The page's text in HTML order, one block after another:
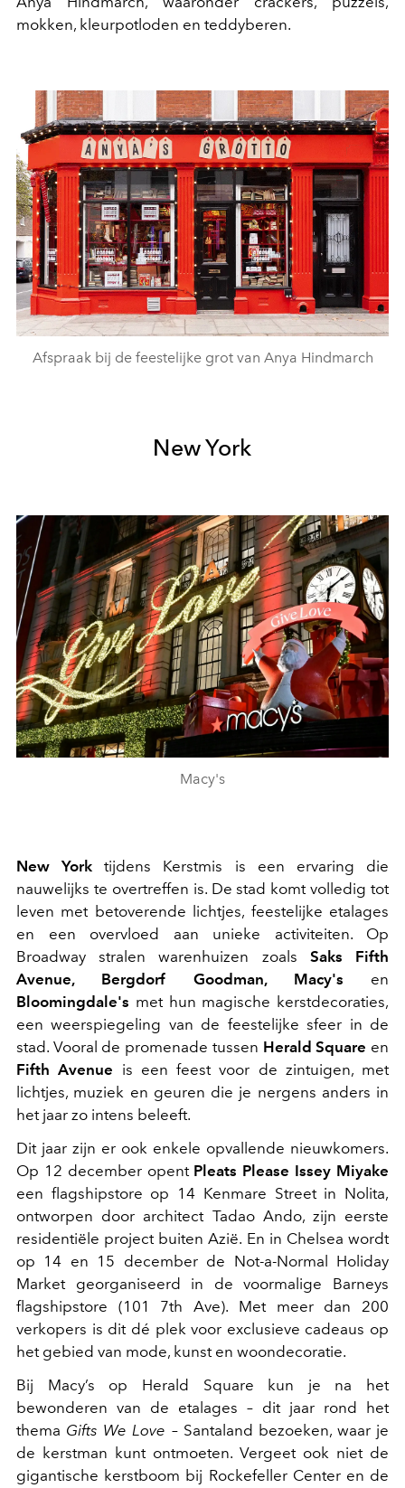
mokken, kleurpotloden en teddyberen.
Afspraak bij de feestelijke grot van Anya Hindmarch
New York
Macy's
New York tijdens Kerstmis is een ervaring die
nauwelijks te overtreffen is. De stad komt volledig tot
leven met betoverende lichtjes, feestelijke etalages
en een overvloed aan unieke activiteiten. Op
Broadway stralen warenhuizen zoals Saks Fifth
Avenue, Bergdorf Goodman, Macy's en
Bloomingdale's met hun magische kerstdecoraties,
een weerspiegeling van de feestelijke sfeer in de
stad. Vooral de promenade tussen Herald Square en
Fifth Avenue is een feest voor de zintuigen, met
lichtjes, muziek en geuren die je nergens anders in
het jaar zo intens beleeft.
Dit jaar zijn er ook enkele opvallende nieuwkomers.
Op 12 december opentPleats Please Issey Miyake
een flagshipstore op 14 Kenmare Street in Nolita,
ontworpen door architect Tadao Ando, zijn eerste
residentiële project buiten Azië. En in Chelsea wordt
op 14 en 15 december de Not-a-Normal Holiday
Market georganiseerd in de voormalige Barneys
flagshipstore (101 7th Ave). Met meer dan 200
verkopers is dit dé plek voor exclusieve cadeaus op
het gebied van mode, kunst en woondecoratie.
Bij Macy’s op Herald Square kun je na het
bewonderen van de etalages – dit jaar rond het
thema Gifts We Love – Santaland bezoeken, waar je
de kerstman kunt ontmoeten. Vergeet ook niet de
gigantische kerstboom bij Rockefeller Center en de